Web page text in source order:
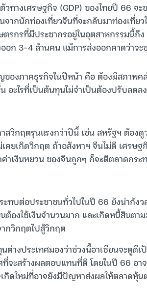
วทางเศรษฐกิจ (GDP) ของไทยปี 66 จ
จากนักท่องเที่ยวจีนที่จะกลับมาท่องเที่ย
ตรกรที่มีประชากรอยู่ในอุตสาหกรรมนี้ถึ
อก 3-4 ล้านคน แม้การส่งออกคาดว่าจ
องภาคธุรกิจในปีหน้า คือ ต้องมีสภาพค
ะไรที่เป็นต้นทุนไม่จำเป็นต้องปรับลดลง
สวิกฤตรุนแรงกว่าปีนี้ เช่น สหรัฐฯ ต้อง
ยเกิดวิกฤต ถ้าอสังหาฯ จีนไม่ดี เศรษฐ
าเงินหยวน ของจีนถูกๆ ก็จะตีตลาดกระ
ทบต่อประชาชนทั่วไปในปี 66 ยังน่ากังว
ต้องใช้เงินจำนวนมาก และเกิดหนี้สินตา
กวิกฤตไปสู้วิกฤต
างประเทศมองว่าช่วงนี้อาเซียนจะดูดี
จะสร้างผลตอบแทนที่ดี โดยในปี 66 อ
กิดใหม่ที่อาจยังมีปัญหาส่งผลให้ตลาดหุ้น